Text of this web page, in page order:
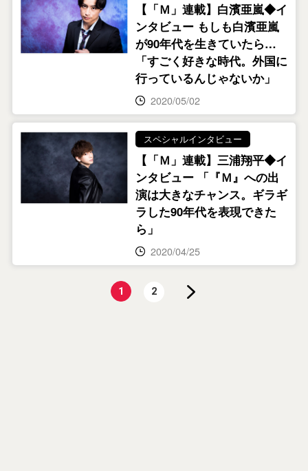
【「Ｍ」連載】白濱亜嵐◆イ
ンタビュー もしも白濱亜嵐
が90年代を生きていたら…
「すごく好きな時代。外国に
行っているんじゃないか」
2020/05/02
スペシャルインタビュー
【「Ｍ」連載】三浦翔平◆イ
ンタビュー 「『Ｍ』への出
演は大きなチャンス。ギラギ
ラした90年代を表現できた
ら」
2020/04/25
1 2